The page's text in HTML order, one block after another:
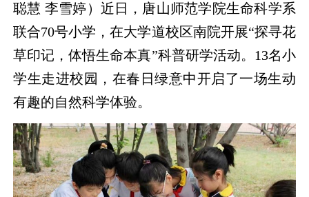
聪慧 李雪婷）近日，唐山师范学院生命科学系
联合70号小学，在大学道校区南院开展“探寻花
草印记，体悟生命本真”科普研学活动。13名小
学生走进校园，在春日绿意中开启了一场生动
有趣的自然科学体验。